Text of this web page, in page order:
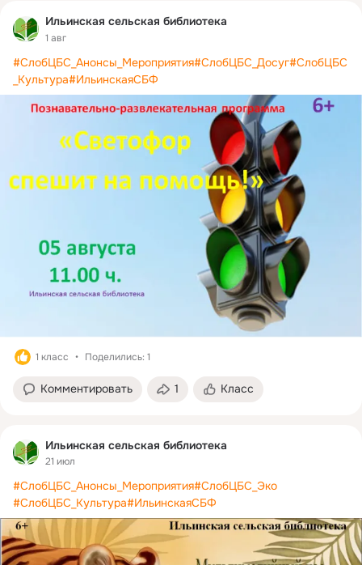
Ильинская сельская библиотека
1 авг
#СлобЦБС_Анонсы_Мероприятия#СлобЦБС_Досуг#СлобЦБС
_Культура#ИльинскаяСБФ
1 класс Поделились: 1
Комментировать 1 Класс
Ильинская сельская библиотека
21 июл
#СлобЦБС_Анонсы_Мероприятия#СлобЦБС_Эко
#СлобЦБС_Культура#ИльинскаяСБФ